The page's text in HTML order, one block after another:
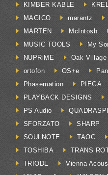
KIMBER KABLE
MAGICO
marantz
MARTEN
McIntosh
MUSIC TOOLS
My
NUPRiME
Oak Village
ortofon
OS+e
Phasemation
PIEGA
PLAYBACK DESIGNS
PS Audio
SFORZATO
SHARP
SOULNOTE
TAOC
TOSHIBA
TRANS
TRIODE
Vienna